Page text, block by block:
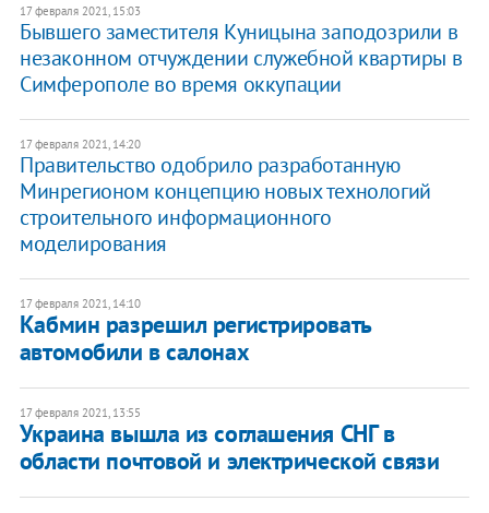
17 февраля 2021, 15:03
Бывшего заместителя Куницына заподозрили в
незаконном отчуждении служебной квартиры в
Симферополе во время оккупации
17 февраля 2021, 14:20
Правительство одобрило разработанную
Минрегионом концепцию новых технологий
строительного информационного
моделирования
17 февраля 2021, 14:10
Кабмин разрешил регистрировать
автомобили в салонах
17 февраля 2021, 13:55
Украина вышла из соглашения СНГ в
области почтовой и электрической связи